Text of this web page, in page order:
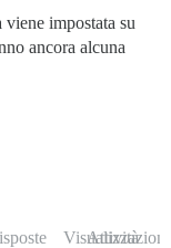
impostata su
ancora alcuna
Visualizzazioni
Attività